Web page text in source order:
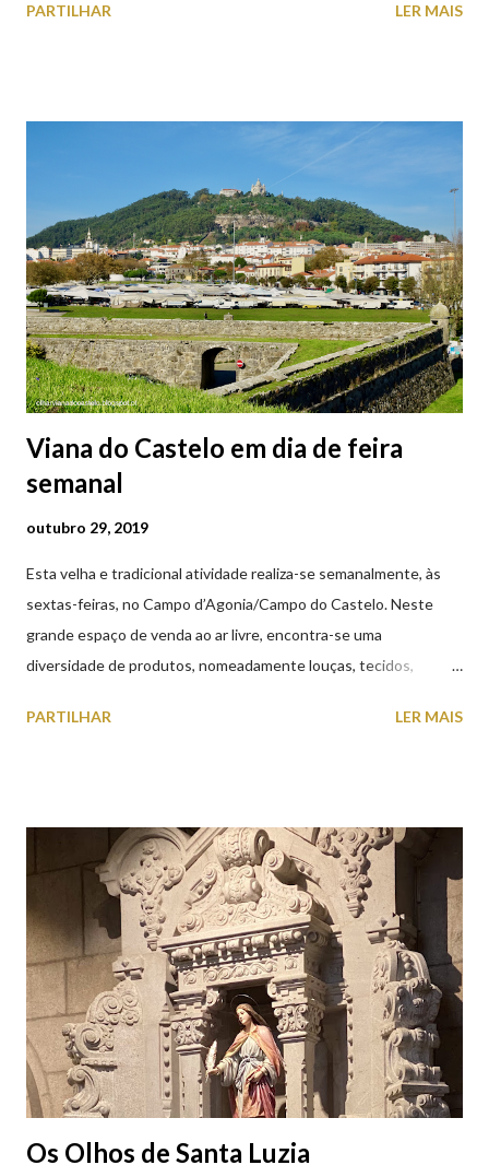
subterrâneos) perto do centro da cidade (entenda-se por
subterrâneos. O Parque da Estação Viana Shopping é grátis de
2ª a 5ª feira a partir das 20:00 (DIAS ÚTEIS)
PARTILHAR LER MAIS
Viana do Castelo em dia de feira
semanal
outubro 29, 2019
Esta velha e tradicional atividade realiza-se semanalmente, às
sextas-feiras, no Campo d’Agonia/Campo do Castelo. Neste
grande espaço de venda ao ar livre, encontra-se uma
diversidade de produtos, nomeadamente louças, tecidos,
cobres entre muitos outros. Horário de funcionamento | Verão
(2019.10.25) Feira Semanal em Viana do Castelo (2019.10.25)
Feira Semanal em Viana do Castelo (2019.10.25) Feira Semanal
em Viana do Castelo (2019.10.25) Feira Semanal em Viana do
Castelo (2019.10.25) Feira Semanal em Viana do Castelo
(2019.10.25)
PARTILHAR LER MAIS
Os Olhos de Santa Luzia